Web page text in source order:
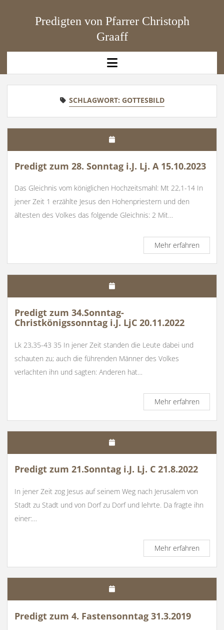
Predigten von Pfarrer Christoph
Graaff
open
menu
SCHLAGWORT: GOTTESBILD
Predigt zum 28. Sonntag i.J. Lj. A 15.10.2023
Das Gleichnis vom königlichen Hochzeitsmahl: Mt 22,1-14 In
jener Zeit 1 erzählte Jesus den Hohenpriestern und den
ältesten des Volkes das folgende Gleichnis: 2 Mit…
Mehr erfahrenPredigt
zum
28.
Sonntag
Predigt zum 34.Sonntag-
Christkönigssonntag i.J. LjC 20.11.2022
Lk 23,35-43 35 In jener Zeit standen die Leute dabei und
schauten zu; auch die führenden Männer des Volkes
verlachten ihn und sagten: Anderen hat…
Mehr erfahrenPredigt
zum
Predigt zum 21.Sonntag i.J. Lj. C 21.8.2022
In jener Zeit zog Jesus auf seinem Weg nach Jerusalem von
Stadt zu Stadt und von Dorf zu Dorf und lehrte. Da fragte ihn
einer:…
Mehr erfahrenPredigt
zum
i.J.
Predigt zum 4. Fastensonntag 31.3.2019